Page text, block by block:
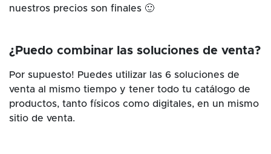
nuestros precios son finales 🙂
¿Puedo combinar las soluciones de venta?
Por supuesto! Puedes utilizar las 6 soluciones de
venta al mismo tiempo y tener todo tu catálogo de
productos, tanto físicos como digitales, en un mismo
sitio de venta.